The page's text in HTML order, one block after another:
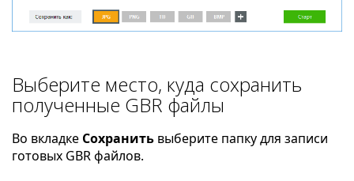
Выберите место, куда сохранить
полученные GBR файлы
Во вкладке Сохранить выберите папку для записи
готовых GBR файлов.